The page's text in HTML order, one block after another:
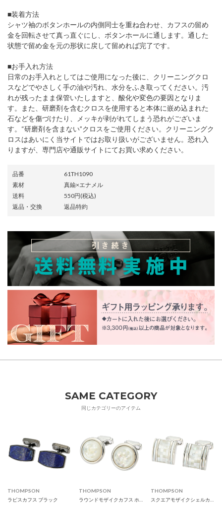
■装着方法
シャツ袖のボタンホールの内側同士を重ね合わせ、カフスの留め
金を回転させて真っ直ぐにし、ボタンホールに通します。通した
状態で留め金を元の形状に戻して留めれば完了です。
■お手入れ方法
日常のお手入れとしてはご使用になった後に、クリーニングクロ
スなどでやさしく手の油や汚れ、水分をふき取ってください。汚
れが残ったまま保管いたしますと、酸化や変色の要因となりま
す。また、研磨剤を含むクロスを使用すると本体に嵌め込まれた
石などを傷づけたり、メッキが剥がれてしまう恐れがございま
す。“研磨剤を含まない”クロスをご使用ください。クリーニングク
ロスはあいにく当サイトではお取り扱いがございません。恐れ入
りますが、専門店や通販サイトにてお買い求めください。
品番
61TH1090
素材
真鍮×エナメル
送料
550円(税込)
返品・交換
返品特約
SAME CATEGORY
同じカテゴリーのアイテム
THOMPSON
ラピスカフス ブラック
THOMPSON
THOMPSON